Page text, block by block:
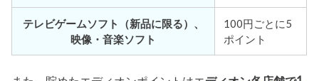
テレビゲームソフト（新品に限る）、
映像・音楽ソフト
100円ごとに5
ポイント